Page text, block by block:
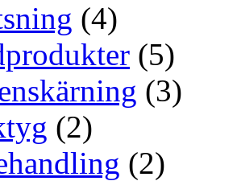
(4)
(5)
(3)
(2)
(2)